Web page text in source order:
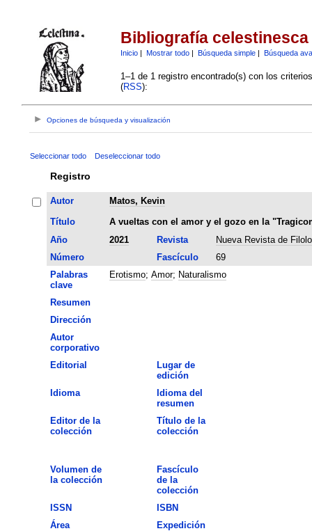
Bibliografía celestinesca
Inicio| Mostrar todo| Búsqueda simple| Búsqueda
1–1 de 1 registro encontrado(s) con los
(RSS):
Opciones de búsqueda y visualización
Seleccionar todo Deseleccionar todo
Registro
Autor
Matos, Kevin
Título
A vueltas con el amor y el gozo en la
Año
2021 Revista
Nueva Revista de
Número
Fascículo
69
Palabras
clave
Erotismo; Amor; Naturalismo
Resumen
Dirección
Autor
corporativo
Editorial
Lugar de
edición
Idioma
Idioma del
resumen
Editor de la
colección
Título de la
colección
Volumen de
la colección
Fascículo
de la
colección
ISSN
ISBN
Área
Expedición